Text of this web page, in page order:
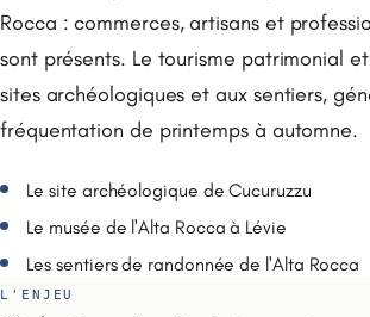
Rocca : commerces, artisans et
sont présents. Le tourisme patrimonial
sites archéologiques et aux sentiers,
fréquentation de printemps à automne.
Le site archéologique de Cucuruzzu
Le musée de l'Alta Rocca à Lévie
Les sentiers de randonnée de l'Alta Rocca
L'ENJEU